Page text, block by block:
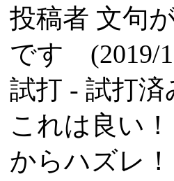
投稿者 文句
です (2019/
試打 - 試打済
これは良い
からハズレ！